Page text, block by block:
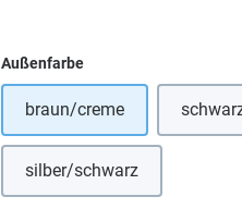
Außenfarbeauswählen
braun/creme
silber/schwarz(Diese Option ist zurzeit